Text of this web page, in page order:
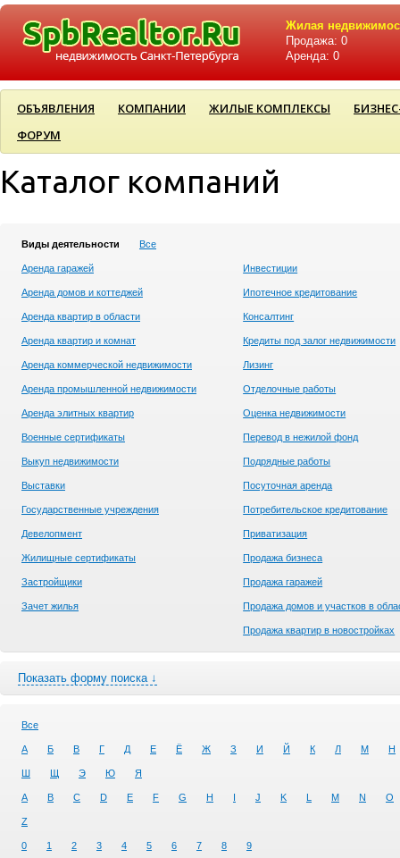
Жилая
Продажа: 0
Аренда: 0
ОБЪЯВЛЕНИЯ КОМПАНИИ ЖИЛЫЕ КОМПЛЕКСЫ
ФОРУМ
Каталог компаний
Виды деятельности Все
Аренда гаражей
Аренда домов и коттеджей
Аренда квартир в области
Аренда квартир и комнат
Аренда коммерческой недвижимости
Аренда промышленной недвижимости
Аренда элитных квартир
Военные сертификаты
Выкуп недвижимости
Выставки
Государственные учреждения
Девелопмент
Жилищные сертификаты
Застройщики
Зачет жилья
Инвестиции
Ипотечное кредитование
Консалтинг
Кредиты под залог недвижимости
Лизинг
Отделочные работы
Оценка недвижимости
Перевод в нежилой фонд
Подрядные работы
Посуточная аренда
Потребительское кредитование
Приватизация
Продажа бизнеса
Продажа гаражей
Продажа домов и участков в
Продажа квартир в новостройках
Показать форму поиска ↓
Все
А Б В Г Д Е Ё Ж З И Й К Л М Н
Ш Щ Э Ю Я
A B C D E F G H I J K L M N O
Z
0 1 2 3 4 5 6 7 8 9